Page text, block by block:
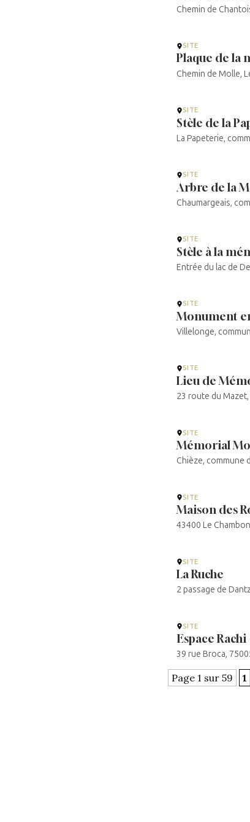
Chemin de
SITE
Plaque de la
Chemin de Molle,
SITE
Stèle de la
La Papeterie,
SITE
Arbre de la
Chaumargeais,
SITE
Stèle à la
Entrée du lac de
SITE
Monument
Villelonge,
SITE
Lieu de
23 route du
SITE
Mémorial
Chièze, commune
SITE
Maison des
43400 Le
SITE
La Ruche
2 passage de
SITE
Espace
39 rue Broca,
Page 1 sur 59 1